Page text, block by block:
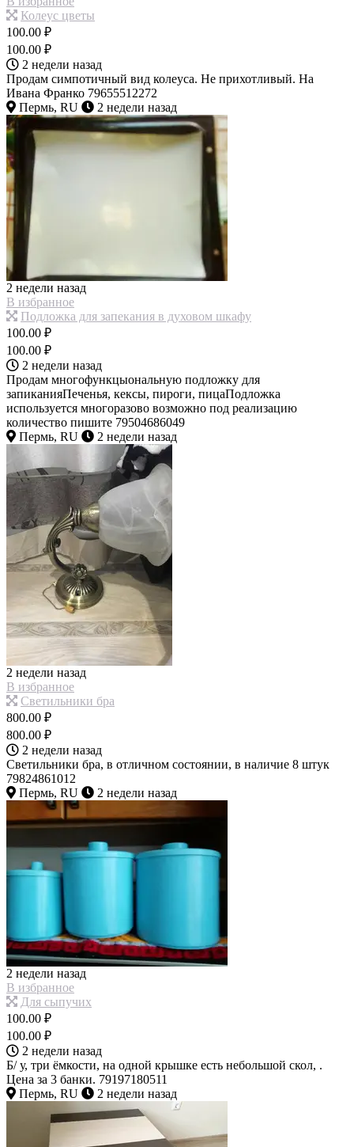
Колеус цветы
100.00 ₽
100.00 ₽
2 недели назад
Продам симпотичный вид колеуса. Не прихотливый. На
Ивана Франко 79655512272
Пермь, RU
2 недели назад
2 недели назад
В избранное
Подложка для запекания в духовом шкафу
100.00 ₽
100.00 ₽
2 недели назад
Продам многофункцыональную подложку для
запиканияПеченья, кексы, пироги, пицаПодложка
используется многоразово возможно под реализацию
количество пишите 79504686049
Пермь, RU
2 недели назад
2 недели назад
В избранное
Светильники бра
800.00 ₽
800.00 ₽
2 недели назад
Светильники бра, в отличном состоянии, в наличие 8 штук
79824861012
Пермь, RU
2 недели назад
2 недели назад
В избранное
Для сыпучих
100.00 ₽
100.00 ₽
2 недели назад
Б/ у, три ёмкости, на одной крышке есть небольшой скол, .
Цена за 3 банки. 79197180511
Пермь, RU
2 недели назад